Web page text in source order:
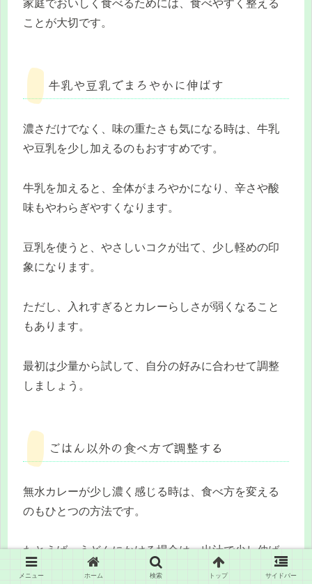
家庭でおいしく食べるためには、食べやすく整える
ことが大切です。
牛乳や豆乳でまろやかに伸ばす
濃さだけでなく、味の重たさも気になる時は、牛乳
や豆乳を少し加えるのもおすすめです。
牛乳を加えると、全体がまろやかになり、辛さや酸
味もやわらぎやすくなります。
豆乳を使うと、やさしいコクが出て、少し軽めの印
象になります。
ただし、入れすぎるとカレーらしさが弱くなること
もあります。
最初は少量から試して、自分の好みに合わせて調整
しましょう。
ごはん以外の食べ方で調整する
無水カレーが少し濃く感じる時は、食べ方を変える
のもひとつの方法です。
たとえば、うどんにかける場合は、出汁で少し伸ば
すとカレーうどん風になります。
メニュー ホーム 検索 トップ サイドバー